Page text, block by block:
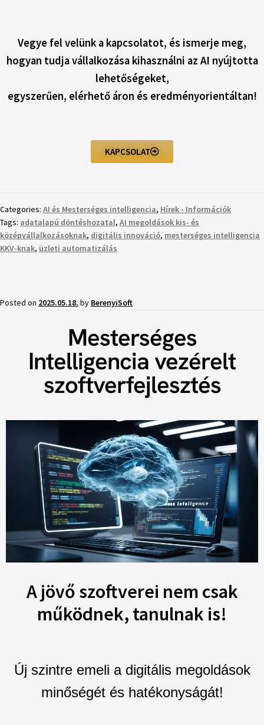
Vegye fel velünk a kapcsolatot, és ismerje meg,
hogyan tudja vállalkozása kihasználni az AI nyújtotta
lehetőségeket,
egyszerűen, elérhető áron és eredményorientáltan!
KAPCSOLAT
Categories: AI és Mesterséges intelligencia, Hírek - Információk
Tags: adatalapú döntéshozatal, AI megoldások kis- és
középvállalkozásoknak, digitális innováció, mesterséges intelligencia
KKV-knak, üzleti automatizálás
Posted on 2025.05.18. by BerenyiSoft
Mesterséges
Intelligencia vezérelt
szoftverfejlesztés
A jövő szoftverei nem csak
működnek, tanulnak is!
Új szintre emeli a digitális megoldások
minőségét és hatékonyságát!